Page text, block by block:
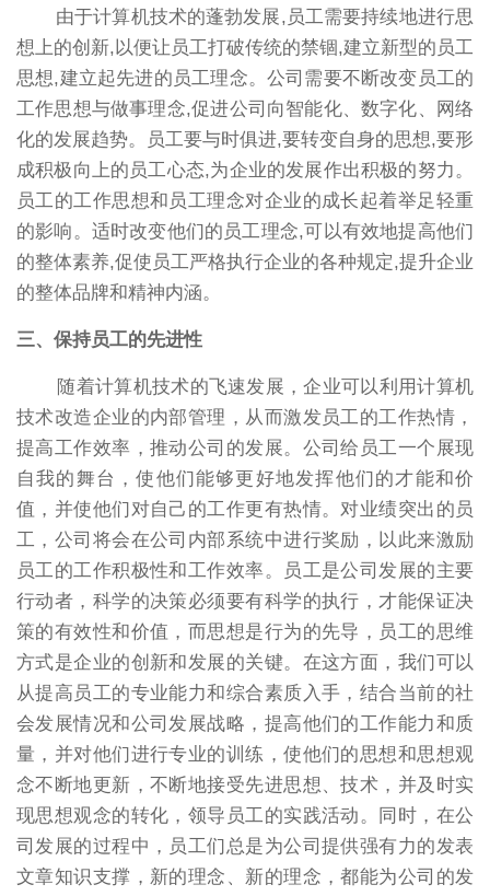
由于计算机技术的蓬勃发展,员工需要持续地进行思
想上的创新,以便让员工打破传统的禁锢,建立新型的员工
思想,建立起先进的员工理念。公司需要不断改变员工的
工作思想与做事理念,促进公司向智能化、数字化、网络
化的发展趋势。员工要与时俱进,要转变自身的思想,要形
成积极向上的员工心态,为企业的发展作出积极的努力。
员工的工作思想和员工理念对企业的成长起着举足轻重
的影响。适时改变他们的员工理念,可以有效地提高他们
的整体素养,促使员工严格执行企业的各种规定,提升企业
的整体品牌和精神内涵。
三、保持员工的先进性
随着计算机技术的飞速发展，企业可以利用计算机
技术改造企业的内部管理，从而激发员工的工作热情，
提高工作效率，推动公司的发展。公司给员工一个展现
自我的舞台，使他们能够更好地发挥他们的才能和价
值，并使他们对自己的工作更有热情。对业绩突出的员
工，公司将会在公司内部系统中进行奖励，以此来激励
员工的工作积极性和工作效率。员工是公司发展的主要
行动者，科学的决策必须要有科学的执行，才能保证决
策的有效性和价值，而思想是行为的先导，员工的思维
方式是企业的创新和发展的关键。在这方面，我们可以
从提高员工的专业能力和综合素质入手，结合当前的社
会发展情况和公司发展战略，提高他们的工作能力和质
量，并对他们进行专业的训练，使他们的思想和思想观
念不断地更新，不断地接受先进思想、技术，并及时实
现思想观念的转化，领导员工的实践活动。同时，在公
司发展的过程中，员工们总是为公司提供强有力的发表
文章知识支撑，新的理念、新的理念，都能为公司的发